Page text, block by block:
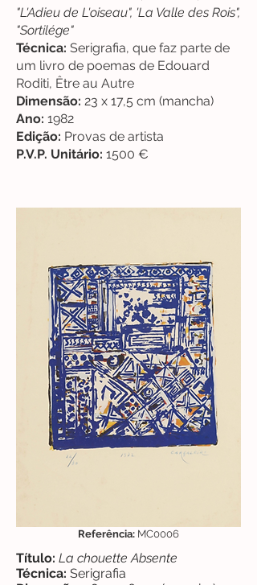
"L'Adieu de L'oiseau", 'La Valle des Rois",
"Sortilége"
Técnica: Serigrafia, que faz parte de
um livro de poemas de Edouard
Roditi, Être au Autre
Dimensão: 23 x 17,5 cm (mancha)
Ano: 1982
Edição: Provas de artista
P.V.P. Unitário: 1500 €
Título: La chouette Absente
Técnica: Serigrafia
Referência: MC0006